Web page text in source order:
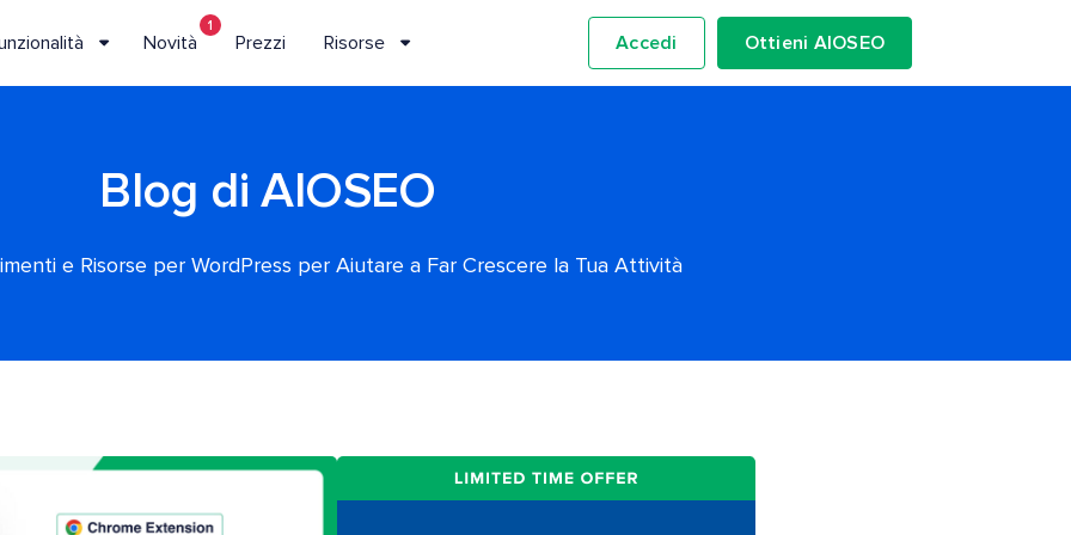
Novità
1
Prezzi Risorse Accedi Ottieni AIOSEO
Blog di AIOSEO
e Risorse per WordPress per Aiutare a Far Crescere la Tua Attività